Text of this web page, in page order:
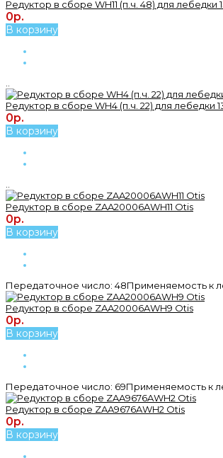
Редуктор в сборе WH11 (п.ч. 48) для лебедки
0р.
В корзину
Редуктор в сборе WH4 (п.ч. 22) для лебедки
0р.
В корзину
Редуктор в сборе ZAA20006AWH11 Otis
0р.
В корзину
Передаточное число: 48Применяемость к
Редуктор в сборе ZAA20006AWH9 Otis
0р.
В корзину
Передаточное число: 69Применяемость к
Редуктор в сборе ZAA9676AWH2 Otis
0р.
В корзину